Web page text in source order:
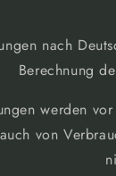
nach
Berechnung
werden
von